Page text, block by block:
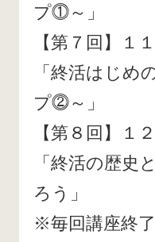
プ⓵～」
【第７回】１
「終活はじめ
プ⓶～」
【第８回】１
「終活の歴史
ろう」
※毎回講座終